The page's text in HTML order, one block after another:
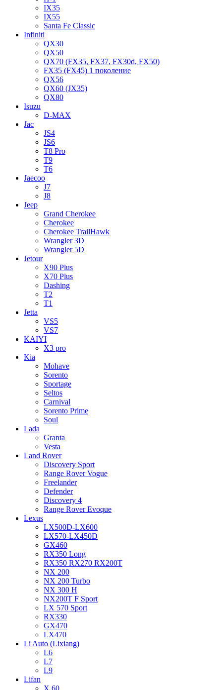
IX35
IX55
Santa Fe Classic
Infiniti
QX30
QX50
QX70 (FX35, FX37, FX30d, FX50)
FX35 (FX45) 1 поколение
QX56
QX60 (JX35)
QX80
Isuzu
D-MAX
Jac
JS4
JS6
T8 Pro
T9
T6
Jaecoo
J7
J8
Jeep
Grand Cherokee
Cherokee
Cherokee TrailHawk
Wrangler 3D
Wrangler 5D
Jetour
X90 Plus
X70 Plus
Dashing
T2
T1
Jetta
VS5
VS7
KAIYI
X3 pro
Kia
Mohave
Sorento
Sportage
Seltos
Carnival
Sorento Prime
Soul
Lada
Granta
Vesta
Land Rover
Discovery Sport
Range Rover Vogue
Freelander
Defender
Discovery 4
Range Rover Evoque
Lexus
LX500D-LX600
LX570-LX450D
GX460
RX350 Long
RX350 RX270 RX200T
NX 200
NX 200 Turbo
NX 300 H
NX200T F Sport
LX 570 Sport
RX330
GX470
LX470
Li Auto (Lixiang)
L6
L7
L9
Lifan
X 60